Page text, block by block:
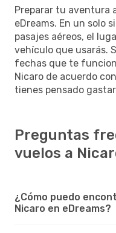
Preparar tu aventura
eDreams. En un solo
pasajes aéreos, el
vehículo que usarás.
fechas que te
Nicaro de acuerdo
tienes pensado
Preguntas
vuelos a
¿Cómo puedo
Nicaro en eDreams?